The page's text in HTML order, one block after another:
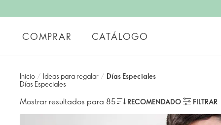
COMPRAR CATÁLOGO
Inicio / Ideas para regalar / Días Especiales
Días Especiales
Mostrar resultados para 85 RECOMENDADO FILTRAR